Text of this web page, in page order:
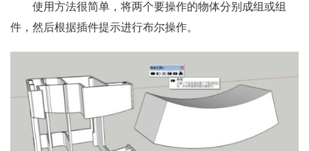
使用方法很简单，将两个要操作的物体分别成组或组
件，然后根据插件提示进行布尔操作。